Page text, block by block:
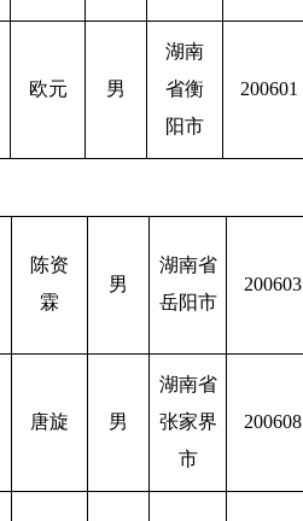
欧元 男
湖南
省衡
阳市
200601
陈资
霖
男
湖南省
岳阳市
200603
唐旋 男
湖南省
张家界
市
200608